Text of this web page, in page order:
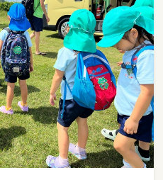
がら、安全で美味しい給食
ましょう！